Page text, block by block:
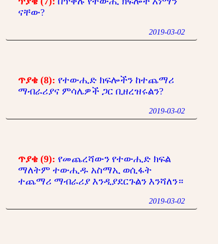
ናቸው?
2019-03-02
ጥያቄ (8): የተውሒድ ክፍሎችን ከተጨማሪ
ማብራሪያና ምሳሌዎች ጋር ቢዘረዝሩልን?
2019-03-02
ጥያቄ (9): የመጨረሻውን የተውሒድ ክፍል
ማለትም ተውሒዱ አስማኢ ወሲፋት
ተጨማሪ ማብራሪያ እንዲያደርጉልን እንሻለን።
2019-03-02